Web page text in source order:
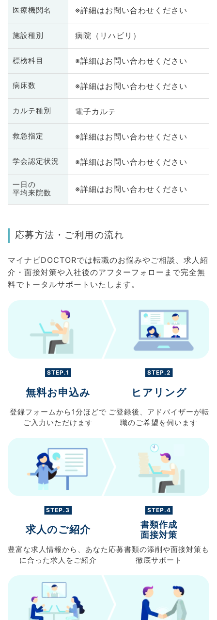
医療機関名 ※詳細はお問い合わせください
施設種別 病院（リハビリ）
標榜科目 ※詳細はお問い合わせください
病床数 ※詳細はお問い合わせください
カルテ種別 電子カルテ
救急指定 ※詳細はお問い合わせください
学会認定状況 ※詳細はお問い合わせください
一日の
平均来院数
※詳細はお問い合わせください
応募方法・ご利用の流れ
マイナビDOCTORでは転職のお悩みやご相談、求人紹
介・面接対策や入社後のアフターフォローまで完全無
料でトータルサポートいたします。
STEP.1
無料お申込み
登録フォームから 1分ほどで
ご入力 いただけます
STEP.2
ヒアリング
ご登録後、 アドバイザーが転
職のご希望を伺います
STEP.3
求人のご紹介
豊富な求人情報から、 あなた
に合った求人を ご紹介
STEP.4
書類作成
面接対策
応募書類の添削や面接対策も
徹底サポート